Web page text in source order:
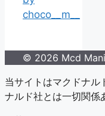
choco__m__
© 2026 Mcd
当サイトはマクドナル
ナルド社とは一切関係